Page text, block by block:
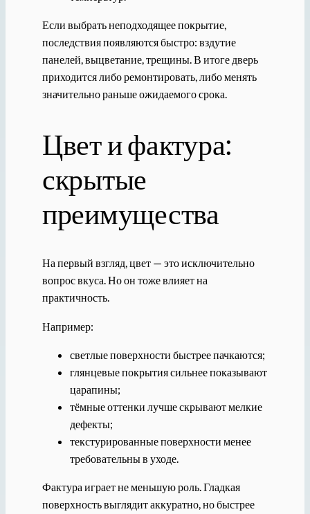
Если выбрать неподходящее покрытие,
последствия появляются быстро: вздутие
панелей, выцветание, трещины. В итоге дверь
приходится либо ремонтировать, либо менять
значительно раньше ожидаемого срока.
Цвет и фактура:
скрытые
преимущества
На первый взгляд, цвет — это исключительно
вопрос вкуса. Но он тоже влияет на
практичность.
Например:
светлые поверхности быстрее пачкаются;
глянцевые покрытия сильнее показывают
царапины;
тёмные оттенки лучше скрывают мелкие
дефекты;
текстурированные поверхности менее
требовательны в уходе.
Фактура играет не меньшую роль. Гладкая
поверхность выглядит аккуратно, но быстрее